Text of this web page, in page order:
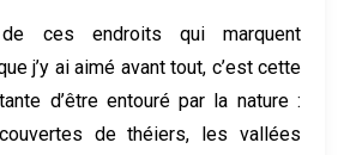
ces endroits qui marquent
j’y ai aimé avant tout, c’est cette
d’être entouré par la nature :
de théiers, les vallées